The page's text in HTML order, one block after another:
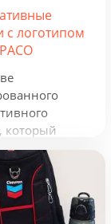
с логотипом
который
в
года, мы
набор из
фонарика,
и